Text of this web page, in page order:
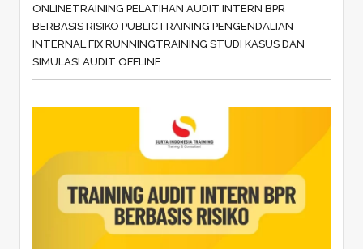
ONLINETRAINING PELATIHAN AUDIT INTERN BPR
BERBASIS RISIKO PUBLICTRAINING PENGENDALIAN
INTERNAL FIX RUNNINGTRAINING STUDI KASUS DAN
SIMULASI AUDIT OFFLINE